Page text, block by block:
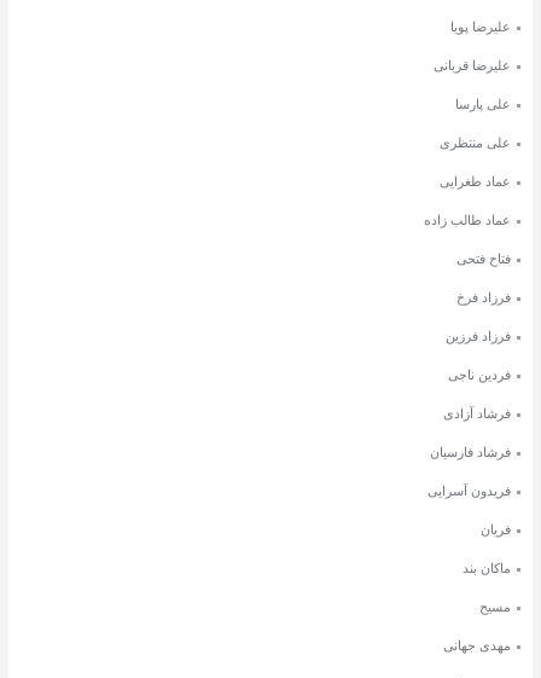
علیرضا پویا
علیرضا قربانی
علی پارسا
علی منتظری
عماد طغرایی
عماد طالب زاده
فتاح فتحی
فرزاد فرخ
فرزاد فرزین
فردین ناجی
فرشاد آزادی
فرشاد فارسیان
فریدون آسرایی
فریان
ماکان بند
مسیح
مهدی جهانی